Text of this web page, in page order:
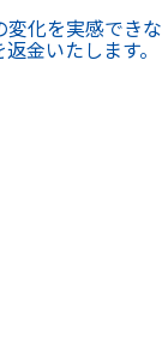
化を実感できな
金いたします。